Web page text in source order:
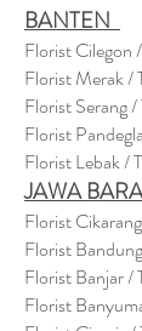
BANTEN
Florist Cilegon
Florist Merak /
Florist Serang
Florist
Florist Lebak /
JAWA
Florist Cikarang
Florist
Florist Banjar /
Florist